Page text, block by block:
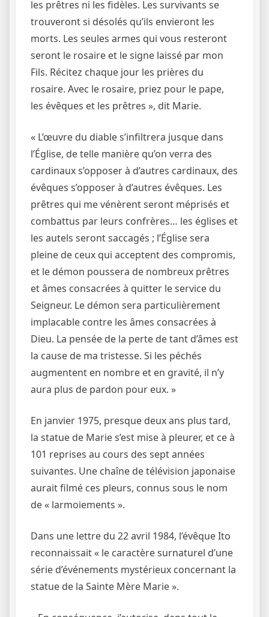
les prêtres ni les fidèles. Les survivants se
trouveront si désolés qu’ils envieront les
morts. Les seules armes qui vous resteront
seront le rosaire et le signe laissé par mon
Fils. Récitez chaque jour les prières du
rosaire. Avec le rosaire, priez pour le pape,
les évêques et les prêtres », dit Marie.
« L’œuvre du diable s’infiltrera jusque dans
l’Église, de telle manière qu’on verra des
cardinaux s’opposer à d’autres cardinaux, des
évêques s’opposer à d’autres évêques. Les
prêtres qui me vénèrent seront méprisés et
combattus par leurs confrères… les églises et
les autels seront saccagés ; l’Église sera
pleine de ceux qui acceptent des compromis,
et le démon poussera de nombreux prêtres
et âmes consacrées à quitter le service du
Seigneur. Le démon sera particulièrement
implacable contre les âmes consacrées à
Dieu. La pensée de la perte de tant d’âmes est
la cause de ma tristesse. Si les péchés
augmentent en nombre et en gravité, il n’y
aura plus de pardon pour eux. »
En janvier 1975, presque deux ans plus tard,
la statue de Marie s’est mise à pleurer, et ce à
101 reprises au cours des sept années
suivantes. Une chaîne de télévision japonaise
aurait filmé ces pleurs, connus sous le nom
de « larmoiements ».
Dans une lettre du 22 avril 1984, l’évêque Ito
reconnaissait « le caractère surnaturel d’une
série d’événements mystérieux concernant la
statue de la Sainte Mère Marie ».